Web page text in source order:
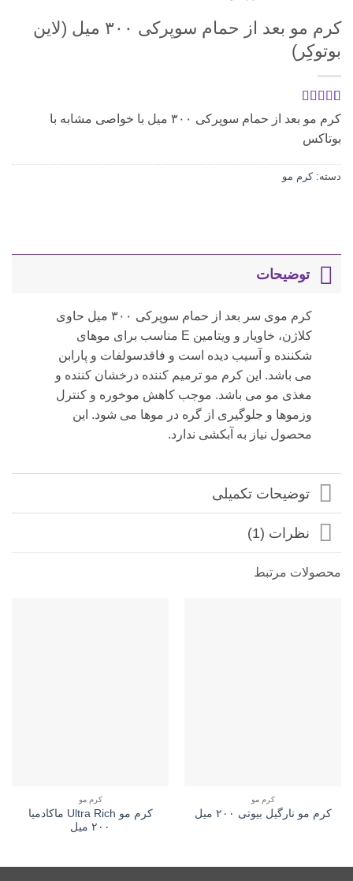
کرم مو بعد از حمام سوپرکی ۳۰۰ میل (لاین
بوتوکِر)
امتیازدهی5
از 5 در
1
امتیازدهی
کرم مو بعد از حمام سوپرکی ۳۰۰ میل با خواصی مشابه با
بوتاکس
دسته:کرم مو
توضیحات
کرم موی سر بعد از حمام سوپرکی ۳۰۰ میل حاوی
کلاژن، خاویار و ویتامین E مناسب برای موهای
شکننده و آسیب دیده است و فاقدسولفات و پارابن
می باشد. این کرم مو ترمیم کننده درخشان کننده و
مغذی مو می باشد. موجب کاهش موخوره و کنترل
وزموها و جلوگیری از گره در موها می شود. این
محصول نیاز به آبکشی ندارد.
توضیحات تکمیلی
نظرات (1)
محصولات مرتبط
کرم مو
کرم مو نارگیل بیوتی ۲۰۰ میل
کرم مو
کرم مو Ultra Rich ماکادمیا
۲۰۰ میل